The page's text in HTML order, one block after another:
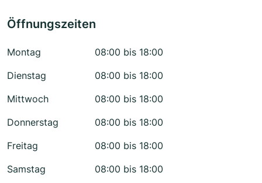
Öffnungszeiten
Montag
08:00 bis 18:00
Dienstag
08:00 bis 18:00
Mittwoch
08:00 bis 18:00
Donnerstag
08:00 bis 18:00
Freitag
08:00 bis 18:00
Samstag
08:00 bis 18:00